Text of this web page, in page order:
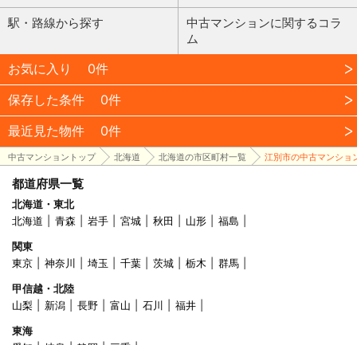
駅・路線から探す
中古マンションに関するコラ
ム
お気に入り
0件
保存した条件
0件
最近見た物件
0件
中古マンショントップ 北海道 北海道の市区町村一覧 江別市の中古マンショ
都道府県一覧
北海道・東北
北海道
青森 岩手 宮城 秋田 山形
福島
関東
東京
神奈川 埼玉 千葉 茨城 栃木
群馬
甲信越・北陸
山梨
新潟 長野 富山 石川
福井
東海